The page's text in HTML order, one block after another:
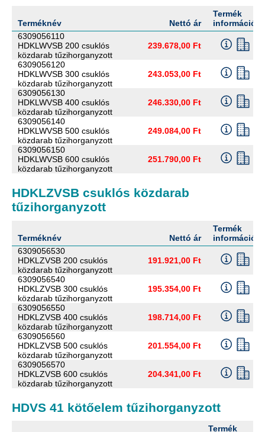
Terméknév Nettó ár
Termék
információ
6309056110
HDKLWVSB 200 csuklós
közdarab tűzihorganyzott
239.678,00 Ft
6309056120
HDKLWVSB 300 csuklós
közdarab tűzihorganyzott
243.053,00 Ft
6309056130
HDKLWVSB 400 csuklós
közdarab tűzihorganyzott
246.330,00 Ft
6309056140
HDKLWVSB 500 csuklós
közdarab tűzihorganyzott
249.084,00 Ft
6309056150
HDKLWVSB 600 csuklós
közdarab tűzihorganyzott
251.790,00 Ft
HDKLZVSB csuklós közdarab
tűzihorganyzott
Terméknév Nettó ár
Termék
információ
6309056530
HDKLZVSB 200 csuklós
közdarab tűzihorganyzott
191.921,00 Ft
6309056540
HDKLZVSB 300 csuklós
közdarab tűzihorganyzott
195.354,00 Ft
6309056550
HDKLZVSB 400 csuklós
közdarab tűzihorganyzott
198.714,00 Ft
6309056560
HDKLZVSB 500 csuklós
közdarab tűzihorganyzott
201.554,00 Ft
6309056570
HDKLZVSB 600 csuklós
közdarab tűzihorganyzott
204.341,00 Ft
HDVS 41 kötőelem tűzihorganyzott
Termék